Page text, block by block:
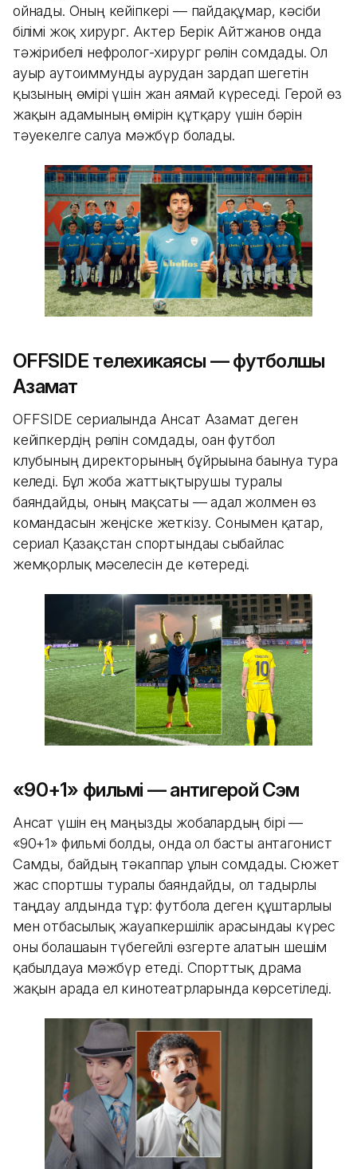
ойнады. Оның кейіпкері — пайдақұмар, кәсіби
білімі жоқ хирург. Актер Берік Айтжанов онда
тәжірибелі нефролог-хирург рөлін сомдады. Ол
ауыр аутоиммунды аурудан зардап шегетін
қызының өмірі үшін жан аямай күреседі. Герой өз
жақын адамының өмірін құтқару үшін бәрін
тәуекелге салуға мәжбүр болады.
OFFSIDE телехикаясы — футболшы
Азамат
OFFSIDE сериалында Ансат Азамат деген
кейіпкердің рөлін сомдады, оған футбол
клубының директорының бұйрығына бағынуға тура
келеді. Бұл жоба жаттықтырушы туралы
баяндайды, оның мақсаты — адал жолмен өз
командасын жеңіске жеткізу. Сонымен қатар,
сериал Қазақстан спортындағы сыбайлас
жемқорлық мәселесін де көтереді.
«90+1» фильмі — антигерой Сэм
Ансат үшін ең маңызды жобалардың бірі —
«90+1» фильмі болды, онда ол басты антагонист
Самды, байдың тәкаппар ұлын сомдады. Сюжет
жас спортшы туралы баяндайды, ол тағдырлы
таңдау алдында тұр: футболға деген құштарлығы
мен отбасылық жауапкершілік арасындағы күрес
оны болашағын түбегейлі өзгерте алатын шешім
қабылдауға мәжбүр етеді. Спорттық драма
жақын арада ел кинотеатрларында көрсетіледі.